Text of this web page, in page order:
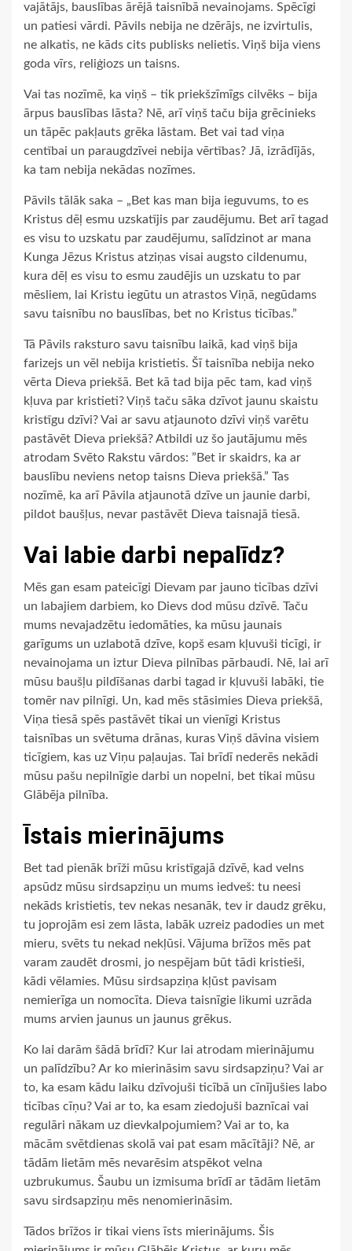
vajātājs, bauslības ārējā taisnībā nevainojams. Spēcīgi
un patiesi vārdi. Pāvils nebija ne dzērājs, ne izvirtulis,
ne alkatis, ne kāds cits publisks nelietis. Viņš bija viens
goda vīrs, reliģiozs un taisns.
Vai tas nozīmē, ka viņš – tik priekšzīmīgs cilvēks – bija
ārpus bauslības lāsta? Nē, arī viņš taču bija grēcinieks
un tāpēc pakļauts grēka lāstam. Bet vai tad viņa
centībai un paraugdzīvei nebija vērtības? Jā, izrādījās,
ka tam nebija nekādas nozīmes.
Pāvils tālāk saka – „Bet kas man bija ieguvums, to es
Kristus dēļ esmu uzskatījis par zaudējumu. Bet arī tagad
es visu to uzskatu par zaudējumu, salīdzinot ar mana
Kunga Jēzus Kristus atziņas visai augsto cildenumu,
kura dēļ es visu to esmu zaudējis un uzskatu to par
mēsliem, lai Kristu iegūtu un atrastos Viņā, negūdams
savu taisnību no bauslības, bet no Kristus ticības.”
Tā Pāvils raksturo savu taisnību laikā, kad viņš bija
farizejs un vēl nebija kristietis. Šī taisnība nebija neko
vērta Dieva priekšā. Bet kā tad bija pēc tam, kad viņš
kļuva par kristieti? Viņš taču sāka dzīvot jaunu skaistu
kristīgu dzīvi? Vai ar savu atjaunoto dzīvi viņš varētu
pastāvēt Dieva priekšā? Atbildi uz šo jautājumu mēs
atrodam Svēto Rakstu vārdos: ”Bet ir skaidrs, ka ar
bauslību neviens netop taisns Dieva priekšā.” Tas
nozīmē, ka arī Pāvila atjaunotā dzīve un jaunie darbi,
pildot baušļus, nevar pastāvēt Dieva taisnajā tiesā.
Vai labie darbi nepalīdz?
Mēs gan esam pateicīgi Dievam par jauno ticības dzīvi
un labajiem darbiem, ko Dievs dod mūsu dzīvē. Taču
mums nevajadzētu iedomāties, ka mūsu jaunais
garīgums un uzlabotā dzīve, kopš esam kļuvuši ticīgi, ir
nevainojama un iztur Dieva pilnības pārbaudi. Nē, lai arī
mūsu baušļu pildīšanas darbi tagad ir kļuvuši labāki, tie
tomēr nav pilnīgi. Un, kad mēs stāsimies Dieva priekšā,
Viņa tiesā spēs pastāvēt tikai un vienīgi Kristus
taisnības un svētuma drānas, kuras Viņš dāvina visiem
ticīgiem, kas uz Viņu paļaujas. Tai brīdī nederēs nekādi
mūsu pašu nepilnīgie darbi un nopelni, bet tikai mūsu
Glābēja pilnība.
Īstais mierinājums
Bet tad pienāk brīži mūsu kristīgajā dzīvē, kad velns
apsūdz mūsu sirdsapziņu un mums iedveš: tu neesi
nekāds kristietis, tev nekas nesanāk, tev ir daudz grēku,
tu joprojām esi zem lāsta, labāk uzreiz padodies un met
mieru, svēts tu nekad nekļūsi. Vājuma brīžos mēs pat
varam zaudēt drosmi, jo nespējam būt tādi kristieši,
kādi vēlamies. Mūsu sirdsapziņa kļūst pavisam
nemierīga un nomocīta. Dieva taisnīgie likumi uzrāda
mums arvien jaunus un jaunus grēkus.
Ko lai darām šādā brīdī? Kur lai atrodam mierinājumu
un palīdzību? Ar ko mierināsim savu sirdsapziņu? Vai ar
to, ka esam kādu laiku dzīvojuši ticībā un cīnījušies labo
ticības cīņu? Vai ar to, ka esam ziedojuši baznīcai vai
regulāri nākam uz dievkalpojumiem? Vai ar to, ka
mācām svētdienas skolā vai pat esam mācītāji? Nē, ar
tādām lietām mēs nevarēsim atspēkot velna
uzbrukumus. Šaubu un izmisuma brīdī ar tādām lietām
savu sirdsapziņu mēs nenomierināsim.
Tādos brīžos ir tikai viens īsts mierinājums. Šis